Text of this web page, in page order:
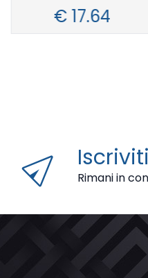
€ 17.64
sendRimani in